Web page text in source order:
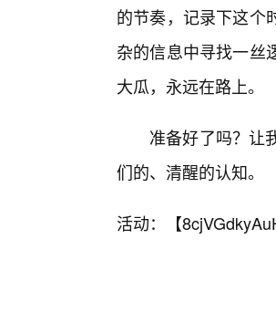
的节奏，记录下这个
杂的信息中寻找一丝
大瓜，永远在路上。
准备好了吗？让
们的、清醒的认知。
活动：【